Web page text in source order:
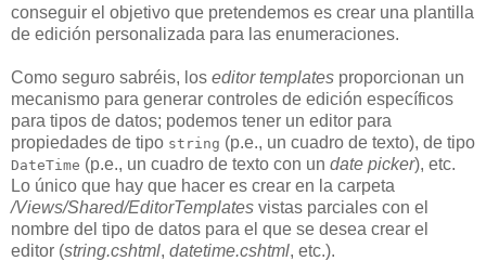
conseguir el objetivo que pretendemos es crear una plantilla
de edición personalizada para las enumeraciones.
Como seguro sabréis, los editor templates proporcionan un
mecanismo para generar controles de edición específicos
para tipos de datos; podemos tener un editor para
propiedades de tipo string (p.e., un cuadro de texto), de tipo
DateTime (p.e., un cuadro de texto con un date picker), etc.
Lo único que hay que hacer es crear en la carpeta
/Views/Shared/EditorTemplates vistas parciales con el
nombre del tipo de datos para el que se desea crear el
editor (string.cshtml, datetime.cshtml, etc.).